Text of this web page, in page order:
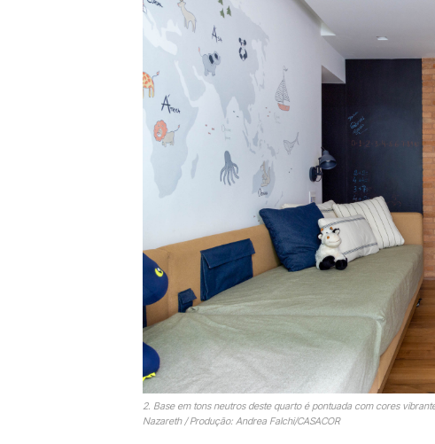
2. Base em tons neutros deste quarto é pontuada com cores
Nazareth / Produção: Andrea Falchi/CASACOR